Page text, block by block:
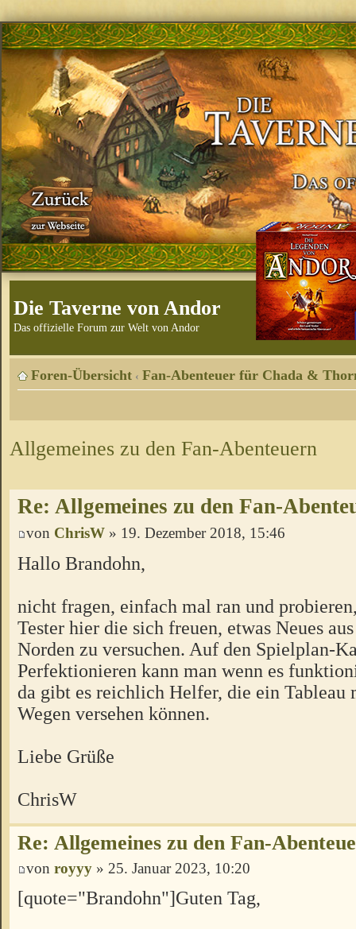
Die Taverne von Andor
Das offizielle Forum zur Welt von Andor
Foren-Übersicht ‹ Fan-Abenteuer für Chada &
Allgemeines zu den Fan-Abenteuern
Re: Allgemeines zu den Fan-
von ChrisW » 19. Dezember 2018, 15:46
Hallo Brandohn,
nicht fragen, einfach mal ran und
Tester hier die sich freuen, etwas Neues
Norden zu versuchen. Auf den Spielplan-
Perfektionieren kann man wenn es
da gibt es reichlich Helfer, die ein Tableau
Wegen versehen können.
Liebe Grüße
ChrisW
Re: Allgemeines zu den Fan-
von royyy » 25. Januar 2023, 10:20
[quote="Brandohn"]Guten Tag,